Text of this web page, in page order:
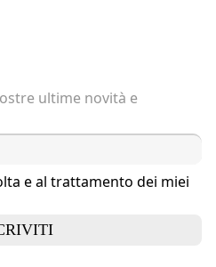
ultime novità e
e al trattamento dei miei